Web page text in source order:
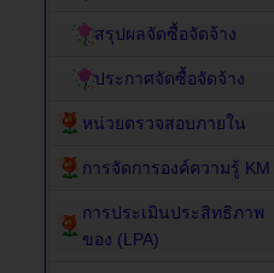
สรุปผลจัดซื้อจัดจ้าง
ประกาศจัดซื้อจัดจ้าง
หน่วยตรวจสอบภายใน
การจัดการองค์ความรู้ KM
การประเมินประสิทธิภาพ
ของ (LPA)